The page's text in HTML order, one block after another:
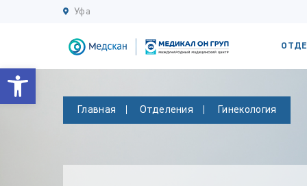
Открыть панель инструментов
Уфа
Главная Отделения Гинекология